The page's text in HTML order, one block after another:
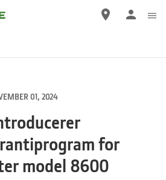
01, 2024
for
model 8600